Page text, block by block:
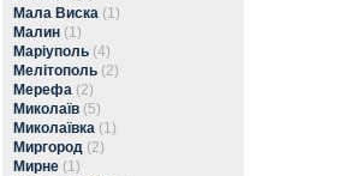
Мала Виска (1)
Малин (1)
Маріуполь (4)
Мелітополь (2)
Мерефа (2)
Миколаїв (5)
Миколаївка (1)
Миргород (2)
Мирне (1)